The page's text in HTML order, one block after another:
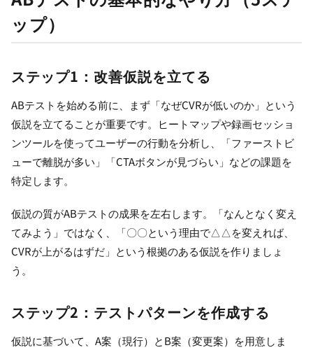
ップ）
ステップ1：改善仮説を立てる
ABテストを始める前に、まず「なぜCVRが低いのか」という
仮説を立てることが重要です。ヒートマップや録画セッショ
ンツールを使ってユーザーの行動を分析し、「ファーストビ
ューで離脱が多い」「CTAボタンが見づらい」などの課題を
特定します。
仮説の質がABテストの成果を左右します。「なんとなく変え
てみよう」ではなく、「〇〇という理由で△△を変えれば、
CVRが上がるはずだ」という根拠のある仮説を作りましょ
う。
ステップ2：テストパターンを作成する
仮説に基づいて、A案（現行）とB案（変更案）を用意しま